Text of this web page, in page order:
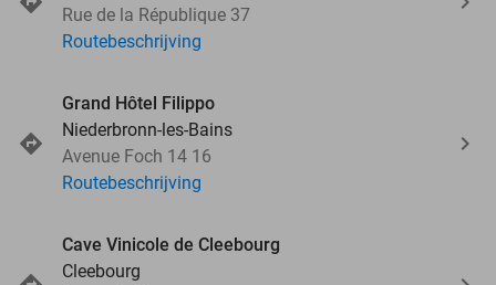
Rue de la République 37
Routebeschrijving
Grand Hôtel Filippo
Niederbronn-les-Bains
Avenue Foch 14 16
Routebeschrijving
Cave Vinicole de Cleebourg
Cleebourg